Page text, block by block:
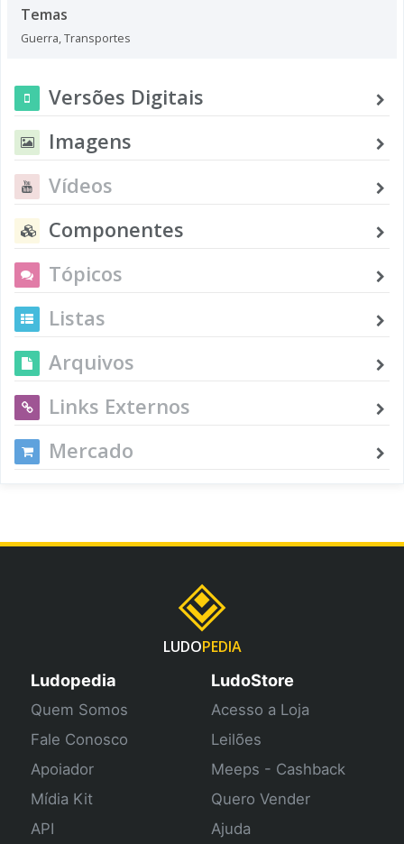
Temas
Guerra,Transportes
Versões Digitais
Imagens
Vídeos
Componentes
Tópicos
Listas
Arquivos
Links Externos
Mercado
LUDOPEDIA
Ludopedia
Quem Somos
Fale Conosco
Apoiador
Mídia Kit
API
LudoStore
Acesso a Loja
Leilões
Meeps - Cashback
Quero Vender
Ajuda